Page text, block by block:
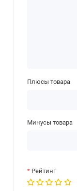
Плюсы товара
Минусы товара
Рейтинг